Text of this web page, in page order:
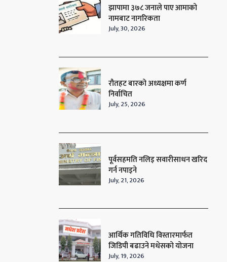
झापामा ३७८ जनाले पाए आमाको
नामबाट नागरिकता
July, 30, 2026
रौतहट बारको अध्यक्षमा कर्ण
निर्वाचित
July, 25, 2026
पूर्वसहमति नलिइ सवारीसाधन खरिद
गर्न नपाइने
July, 21, 2026
आर्थिक गतिविधि विस्तारमार्फत
जिडिपी बढाउने मधेसको योजना
July, 19, 2026